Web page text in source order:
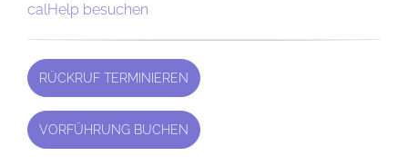
calHelp besuchen
RÜCKRUF TERMINIEREN
VORFÜHRUNG BUCHEN